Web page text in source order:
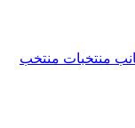
منتخبات منتخب